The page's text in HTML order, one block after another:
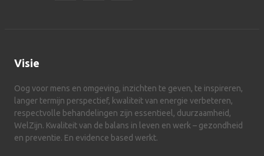
Visie
Oog voor mens en omgeving, inzichten te geven, te inspireren,
langer termijn perspectief, kwaliteit van energie verbeteren,
respectvolle behandelingen zijn essentieel, duurzaamheid,
WelZijn. Kwaliteit van de balans in leven en werk – gezondheid
en preventie. En evidence based werkt.